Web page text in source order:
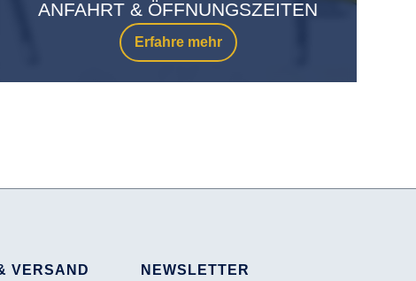
Erfahre mehr
ANFAHRT & ÖFFNUNGSZEITEN
VERSAND
NEWSLETTER